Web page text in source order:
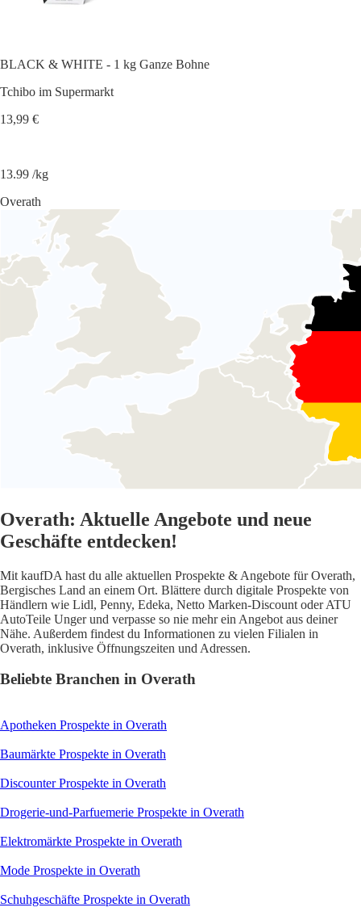
BLACK & WHITE - 1 kg Ganze Bohne
Tchibo im Supermarkt
13,99 €
13.99 /kg
Overath
Overath: Aktuelle Angebote und neue
Geschäfte entdecken!
Mit kaufDA hast du alle aktuellen Prospekte & Angebote für Overath,
Bergisches Land an einem Ort. Blättere durch digitale Prospekte von
Händlern wie Lidl, Penny, Edeka, Netto Marken-Discount oder ATU
AutoTeile Unger und verpasse so nie mehr ein Angebot aus deiner
Nähe. Außerdem findest du Informationen zu vielen Filialen in
Overath, inklusive Öffnungszeiten und Adressen.
Beliebte Branchen in Overath
Apotheken Prospekte in Overath
Baumärkte Prospekte in Overath
DiscounterProspekte in Overath
Drogerie-und-Parfuemerie Prospekte in Overath
Elektromärkte Prospekte in Overath
Mode Prospekte in Overath
Schuhgeschäfte Prospekte in Overath